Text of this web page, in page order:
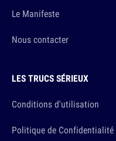
Le Manifeste
Nous contacter
LES TRUCS SÉRIEUX
Conditions d'utilisation
Politique de Confidentialité